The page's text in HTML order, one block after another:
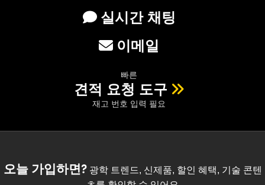
실시간 채팅
이메일
빠른
견적 요청 도구
재고 번호 입력 필요
오늘 가입하면?광학 트렌드, 신제품, 할인 혜택, 기술 콘텐